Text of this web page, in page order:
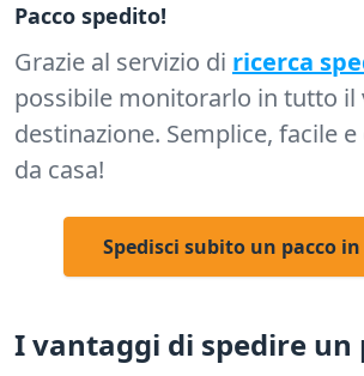
Pacco spedito!
Grazie al servizio di ricerca
possibile monitorarlo in tutto il
destinazione. Semplice, facile
da casa!
Spedisci subito un pacco
I vantaggi di spedire un